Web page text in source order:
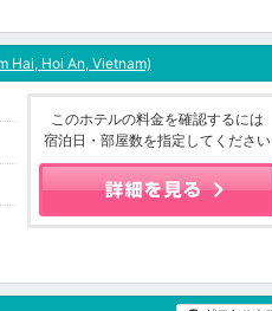
Hai, Hoi An, Vietnam)
このホテルの料金を確認するには
宿泊日・部屋数を指定してください